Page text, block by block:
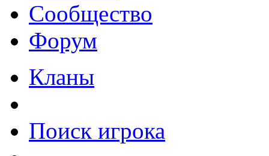
Сообщество
Форум
Кланы
Поиск игрока